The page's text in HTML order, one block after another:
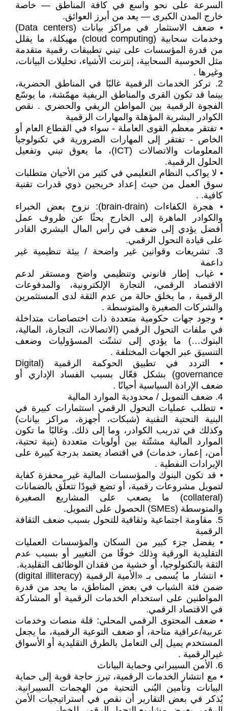
السرعة على نحو واسع في كافة المناطق — خاصة
خارج المدن الكبرى — يعد من أبرز العوائق.
• ضعف الاستثمار في مراكز بيانات (Data centers)
وخدمات سحابية (cloud computing) مهيكلة، ما يقلل
من قدرة المؤسسات على تبني تطبيقات رقمية متقدمة
مثل الحوسبة السحابية، إنترنت الأشياء، تحليلات البيانات،
وغيرها .
2. تركز الخدمات الرقمية غالبًا في المناطق الحضرية،
بينما قد تكون القرى والمناطق الريفية مهمّشة، ما يوسّع
الفجوة الرقمية بين المواطن الريفي والحضري . نقص
الكوادر البشرية المؤهلة والمهارات الرقمية
• تفتقر معظم القوى العاملة - سواء في القطاع العام أو
الخاص - تفتقر إلى المهارات الضرورية في تكنولوجيا
المعلومات والاتصالات (ICT)، ما يعوق تبني وتفعيل
الحلول الرقمية.
• لا يواكب النظام التعليمي في كثير من الأحيان متطلبات
سوق العمل من حيث إعداد خريجين ذوي قدرات تقنية
كافية. .
• هجرة الكفاءات (brain-drain): نزوح بعض الخبراء
والكوادر الماهرة إلى الخارج بحثًا عن ظروف عمل
أفضل يؤدي إلى ضعف في رأس المال البشري القادر
على قيادة التحول الرقمي.
3. تشريعات وقوانين غير واضحة / بيئة تنظيمية غير
داعمة
• غياب إطار قانوني وتنظيمي واضح ومستقر لدعم
الاقتصاد الرقمي، التجارة الإلكترونية، والمدفوعات
الرقمية ، ما يخلق حالة من عدم الثقة لدى المستثمرين
والشركات الصغيرة والمتوسطة .
• وجود جهات حكومية متعددة ذات اختصاصات متداخلة
في ملفات التحول الرقمي (الاتصالات، التجارة، المالية،
البنوك…) ما يؤدي إلى تشتّت المسؤوليات وضعف
التنسيق عبر الجهات المختلفة .
• التردد في تطبيق الحوكمة الرقمية (Digital
governance) بشكل فعّال بسبب الفساد الإداري أو
ضعف الإرادة السياسية أحيانًا .
4. ضعف التمويل / محدودية الموارد المالية
• تتطلب عمليات التحول الرقمي استثمارات كبيرة في
البنية التحتية التقنية (شبكات، أجهزة، مراكز بيانات)
وكذلك في تدريب الكوادر، وما إلى ذلك. وغالبًا ما تكون
الموارد المالية مشتّتة بين أولويات متعددة (بنية تحتية،
أمن، إعمار، خدمات) في اقتصاد يعتمد بدرجة كبيرة على
الإيرادات النفطية .
• قد تكون البنوك والمؤسسات المالية غير محفزة كفاية
لتمويل مشروعات رقمية، أو تضع قيودًا تتعلّق بالضمانات
(collateral) ما يصعب على المشاريع الصغيرة
والمتوسطة (SMEs) الحصول على التمويل.
5. مقاومة اجتماعية وثقافية للتحول بسبب ضعف الثقافة
الرقمية
• يفضل جزء كبير من السكان والمؤسسات العمليات
التقليدية الورقية وذلك خوفًا من التغيير أو بسبب عدم
الثقة بالتكنولوجيا، أو خشية من فقدان الوظائف التقليدية.
• انتشار ما يُسمى بـ «الأمية الرقمية (digital illiteracy)
ضمن فئة الشباب في بعض المناطق، ما يحد من قدرة
المواطنين على استخدام الخدمات الرقمية أو المشاركة
في الاقتصاد الرقمي.
• ضعف المحتوى الرقمي المحلي: قلة منصات وخدمات
عربية/عراقية متاحة، أو ضعف التوعية الرقمية، ما يجعل
المستخدم يميل إلى التعامل بالطرق التقليدية أو الأسواق
غيرالرقمية .
6. الأمن السيبراني وحماية البيانات
• مع انتشار الخدمات الرقمية، تبرز حاجة قوية إلى حماية
البيانات وتأمين البُنى التحتية من الهجمات السيبرانية.
يُذكر في بعض التقارير أن نقص في استراتيجيات الأمن